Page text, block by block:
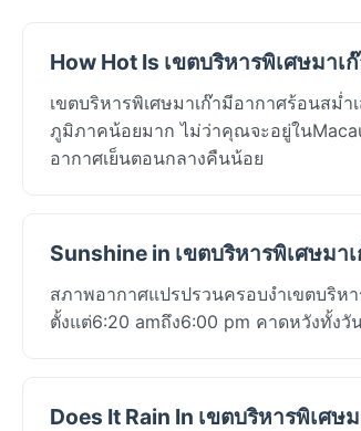
How Hot Is เขตบริหารพิเศษมาเ
เขตบริหารพิเศษมาเก๊ามีอากาศร้อนส
ภูมิภาคน้อยมาก ไม่ว่าคุณจะอยู่ใน
อากาศเย็นตอนกลางคืนน้อย
Sunshine in เขตบริหารพิเศษมา
สภาพอากาศแปรปรวนครอบงำเขตบริห
ตั้งแต่6:20 amถึง6:00 pm คาดหวังทั้ง
Does It Rain In เขตบริหารพิเศษ